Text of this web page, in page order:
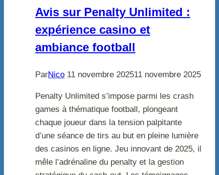
Avis sur Penalty Unlimited :
expérience casino et
ambiance football
ParNico 11 novembre 202511 novembre 2025
Penalty Unlimited s’impose parmi les crash
games à thématique football, plongeant
chaque joueur dans la tension palpitante
d’une séance de tirs au but en pleine lumière
des casinos en ligne. Jeu innovant de 2025, il
mêle l’adrénaline du penalty et la gestion